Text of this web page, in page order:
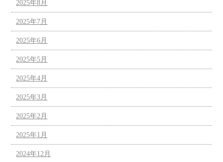
2025年8月
2025年7月
2025年6月
2025年5月
2025年4月
2025年3月
2025年2月
2025年1月
2024年12月